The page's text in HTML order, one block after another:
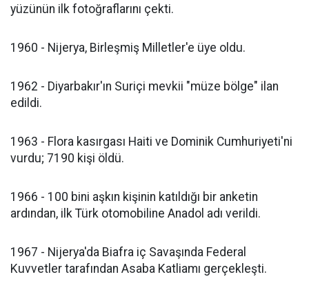
yüzünün ilk fotoğraflarını çekti.
1960 - Nijerya, Birleşmiş Milletler'e üye oldu.
1962 - Diyarbakır'ın Suriçi mevkii "müze bölge" ilan
edildi.
1963 - Flora kasırgası Haiti ve Dominik Cumhuriyeti'ni
vurdu; 7190 kişi öldü.
1966 - 100 bini aşkın kişinin katıldığı bir anketin
ardından, ilk Türk otomobiline Anadol adı verildi.
1967 - Nijerya'da Biafra iç Savaşında Federal
Kuvvetler tarafından Asaba Katliamı gerçekleşti.